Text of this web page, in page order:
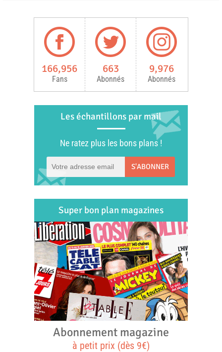
166,956
Fans
663
Abonnés
9,976
Abonnés
Les échantillons par mail
Ne ratez plus les bons plans !
S'ABONNER
Super bon plan magazines
Abonnement magazine
à petit prix (dès 9€)